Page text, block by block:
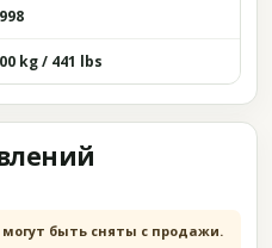
kg / 441 lbs
быть сняты с продажи.